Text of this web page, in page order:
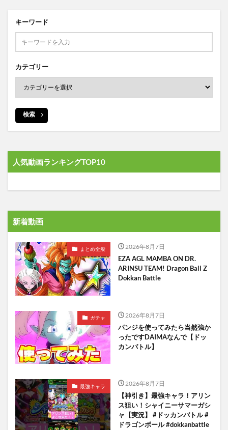
キーワード
カテゴリー
検索
人気動画ランキングTOP10
新着動画
まとめ全般 2026年8月7日
EZA AGL MAMBA ON DR.
ARINSU TEAM! Dragon Ball Z
Dokkan Battle
ガチャ 2026年8月7日
パンジを使ってみたら当然強か
ったですDAIMAなんで【ドッ
カンバトル】
最強キャラ 2026年8月7日
【神引き】最強キャラ！アリン
ス狙い！シャイニーサマーガシ
ャ【実況】 #ドッカンバトル #
ドラゴンボール #dokkanbattle